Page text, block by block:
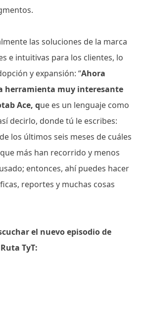
las soluciones de la marca
e intuitivas para los clientes, lo
y expansión: “Ahora
herramienta muy interesante
Ace, que es un lenguaje como
decirlo, donde tú le escribes:
los últimos seis meses de cuáles
más han recorrido y menos
entonces, ahí puedes hacer
reportes y muchas cosas
el nuevo episodio de
TyT: